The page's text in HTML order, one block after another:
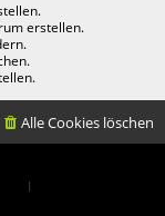
erstellen.
Alle Cookies löschen
|